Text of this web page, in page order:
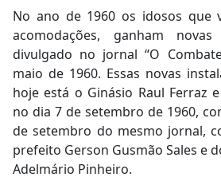
No ano de 1960 os idosos que
acomodações, ganham
divulgado no jornal “O
maio de 1960. Essas novas
hoje está o Ginásio Raul Ferraz
no dia 7 de setembro de 1960,
de setembro do mesmo jornal,
prefeito Gerson Gusmão Sales e
Adelmário Pinheiro.